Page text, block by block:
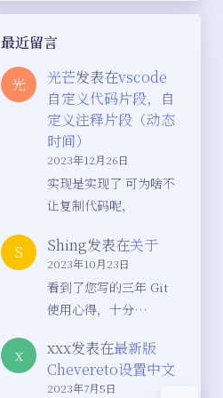
Sans Serif Serif
日落 暗化 灰度
最近留言
光 光芒发表在vscode
自定义代码片段，自
定义注释片段（动态
时间）
2023年12月26日
实现是实现了 可为啥不
让复制代码呢，
S Shing发表在关于
2023年10月23日
看到了您写的三年 Git
使用心得，十分…
x xxx发表在最新版
Chevereto设置中文
2023年7月5日